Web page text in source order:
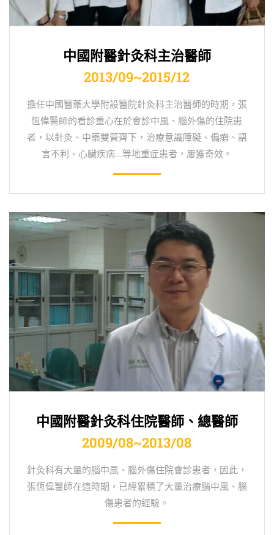
中國附醫針灸科主治醫師
2013/09~2015/12
擔任中國醫藥大學附設醫院針灸科主治醫師的時期，張
恆偉醫師的看診重心在於會診中風、腦外傷的住院患
者，以針灸、中藥雙管齊下，治療意識障礙、偏癱、語
言不利、心臟疾病...等地重症患者，屢獲奇效。
中國附醫針灸科住院醫師、總醫師
2009/08~2013/08
針灸科有大量的腦中風、腦外傷住院會診患者，因此，
張恆偉醫師在這時期，已經累積了大量治療腦中風、腦
傷患者的經驗。